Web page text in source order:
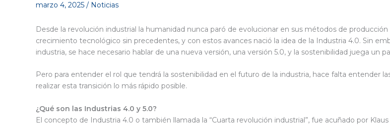
marzo 4, 2025 / Noticias
Desde la revolución industrial la humanidad nunca paró de evolucionar en sus métodos de
crecimiento tecnológico sin precedentes, y con estos avances nació la idea de la Industria 4.0. Sin
industria, se hace necesario hablar de una nueva versión, una versión 5.0, y la sostenibilidad juega un
Pero para entender el rol que tendrá la sostenibilidad en el futuro de la industria, hace falta entender
realizar esta transición lo más rápido posible.
¿Qué son las Industrias 4.0 y 5.0?
El concepto de Industria 4.0 o también llamada la “Cuarta revolución industrial”, fue acuñado por